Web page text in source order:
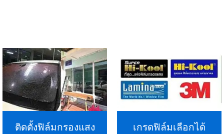
ติดตั้งฟิล์มกรองแสง เกรดฟิล์มเลือกได้